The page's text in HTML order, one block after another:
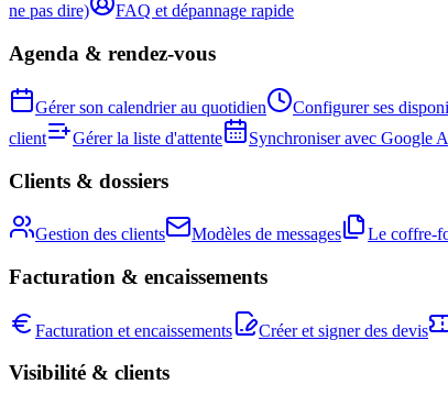
ne pas dire)
FAQ et dépannage rapide
Agenda & rendez-vous
Gérer son calendrier au quotidien Configurer ses
client
Gérer la liste d'attente Synchroniser avec Google
Clients & dossiers
Gestion des clients Modèles de messages Le coffre-
Facturation & encaissements
Facturation et encaissements Créer et signer des devis
Visibilité & clients